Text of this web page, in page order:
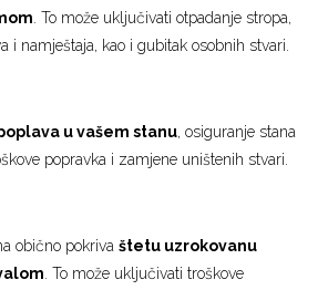
. To može uključivati ​​otpadanje stropa,
i namještaja, kao i gubitak osobnih stvari.
u vašem stanu, osiguranje stana
popravka i zamjene uništenih stvari.
obično pokrivaštetu uzrokovanu
. To može uključivati ​​troškove